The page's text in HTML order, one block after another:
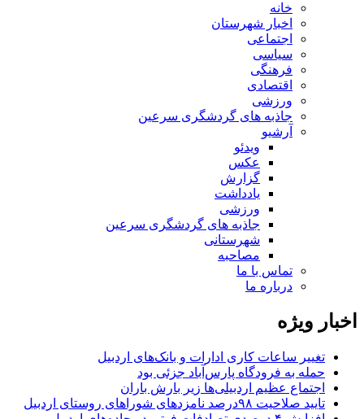
خانه
اخبار شهرستان
اجتماعی
سیاسی
فرهنگی
اقتصادی
ورزشی
جاذبه های گردشگری سرعین
آرشیو
ویدئو
عکس
گزارش
یادداشت
ورزشی
جاذبه های گردشگری سرعین
شهرستانی
مصاحبه
تماس با ما
درباره ما
اخبار ویژه
تغییر ساعات کاری ادارات و بانک‌های اردبیل
حمله به فرودگاه پارس‌‌آباد جزئی بود
اجتماع عظیم اردبیلی‌ها زیر بارش باران
تایید صلاحیت ۹۸درصد نامزدهای شوراهای روستای اردبیل